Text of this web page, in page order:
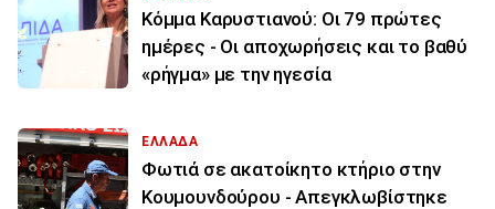
Κόμμα Καρυστιανού: Οι 79 πρώτες
ημέρες - Οι αποχωρήσεις και το βαθύ
«ρήγμα» με την ηγεσία
ΕΛΛΑΔΑ
Φωτιά σε ακατοίκητο κτήριο στην
Κουμουνδούρου - Απεγκλωβίστηκε